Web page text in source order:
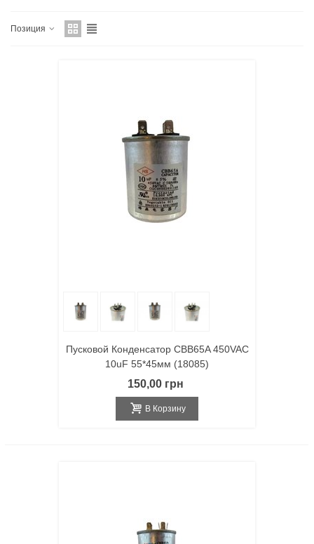
Позиция
Пусковой Конденсатор CBB65A 450VAC
10uF 55*45мм (18085)
150,00 грн
В Корзину